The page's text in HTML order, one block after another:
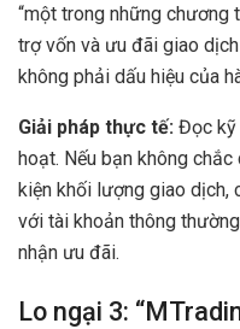
“một trong những chương
trợ vốn và ưu đãi giao
không phải dấu hiệu của
Giải pháp thực tế: Đọc kỹ
hoạt. Nếu bạn không
kiện khối lượng giao dịch,
với tài khoản thông
nhận ưu đãi.
Lo ngại 3: